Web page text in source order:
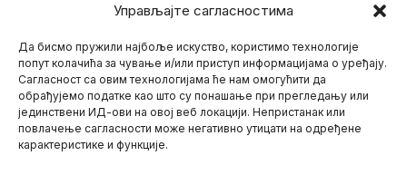
Управљајте сагласностима
Да бисмо пружили најбоље искуство, користимо технологије
попут колачића за чување и/или приступ информацијама о уређају.
Сагласност са овим технологијама ће нам омогућити да
обрађујемо податке као што су понашање при прегледању или
јединствени ИД-ови на овој веб локацији. Непристанак или
повлачење сагласности може негативно утицати на одређене
карактеристике и функције.
Mario zna Youtube
COLA kao glavni
zagađivać postala
GLAVNI SPONZOR
KLIMATSKOG
SAMITA „COP27“!
Klimatski aktivisti su
„zbunjeni“ odlukom
Egipta da Coca-Cola kao